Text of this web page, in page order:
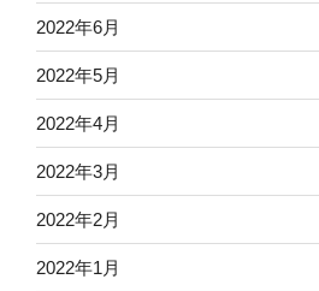
2022年6月
2022年5月
2022年4月
2022年3月
2022年2月
2022年1月